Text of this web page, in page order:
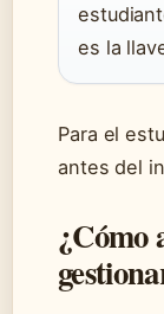
es la
Para el
antes del
¿Cómo